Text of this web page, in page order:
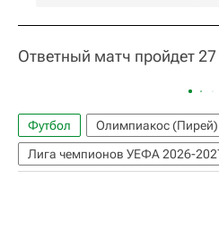
Ответный матч пройдет
Футбол Олимпиакос (Пирей)
Лига чемпионов УЕФА 2026-